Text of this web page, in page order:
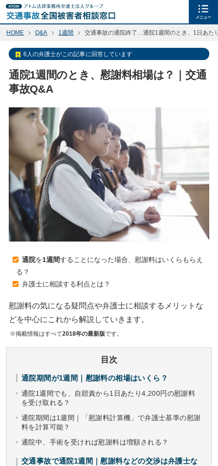
メニュー
HOME Q&A 1週間 交通事故の通院終了…通院1週間のとき、1日あた
6人の弁護士がこの記事に回答しています
通院1週間のとき、慰謝料相場は？｜交通
事故Q&A
通院を1週間することになった場合、慰謝料はいくらもらえ
る？
弁護士に相談する利点とは？
慰謝料の気になる疑問点や弁護士に相談するメリットな
どを中心にこれから解説していきます。
※掲載情報はすべて2018年の最新版です。
目次
通院期間が1週間｜慰謝料の相場はいくら？
通院1週間でも、自賠責から1日あたり4,200円の慰謝料
を受け取れる？
通院期間は1週間｜「慰謝料計算機」で弁護士基準の慰謝
料を計算可能？
通院中、手術を受ければ慰謝料は増額される？
交通事故で通院1週間｜慰謝料などの交渉は弁護士な